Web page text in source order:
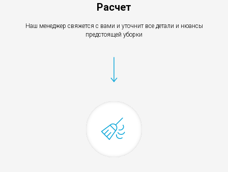
Расчет
Наш менеджер свяжется с вами и уточнит все детали и нюансы
предстоящей уборки